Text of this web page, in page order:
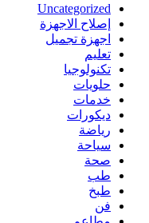
Uncategorized
إصلاح الاجهزة
اجهزة تجميل
تعليم
تكنولوجيا
حلويات
خدمات
ديكورات
رياضة
سياحة
صحة
طب
طبخ
فن